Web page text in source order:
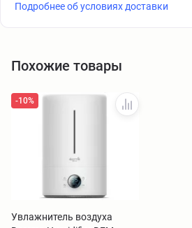
Подробнее об условиях доставки
Похожие товары
-10%
Увлажнитель воздуха